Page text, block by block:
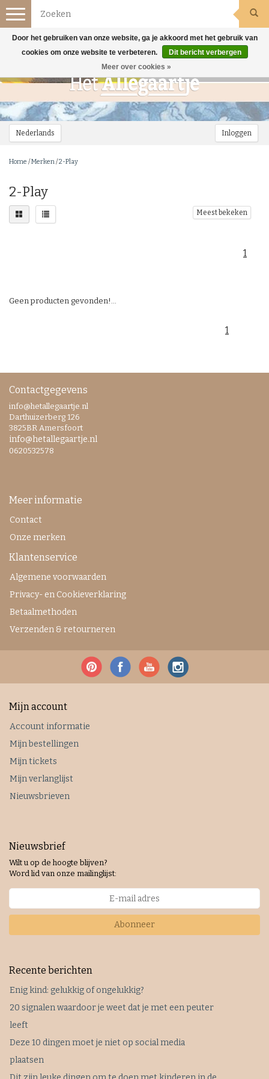
Nederlands Inloggen
Toggle
navigation
Home /Merken/2-Play
2-Play
Meest bekeken
1
Geen producten gevonden!...
1
Contactgegevens
info@hetallegaartje.nl
Darthuizerberg 126
3825BR Amersfoort
info@hetallegaartje.nl
0620532578
Meer informatie
Contact
Onze merken
Klantenservice
Algemene voorwaarden
Privacy- en Cookieverklaring
Betaalmethoden
Verzenden & retourneren
Mijn account
Account informatie
Mijn bestellingen
Mijn tickets
Mijn verlanglijst
Nieuwsbrieven
Nieuwsbrief
Wilt u op de hoogte blijven?
Word lid van onze mailinglijst:
Abonneer
Recente berichten
Enig kind: gelukkig of ongelukkig?
20 signalen waardoor je weet dat je met een peuter
leeft
Deze 10 dingen moet je niet op social media
plaatsen
Door het gebruiken van onze website, ga je akkoord met het gebruik van
cookies om onze website te verbeteren.
Dit bericht verbergen
Meer over cookies »